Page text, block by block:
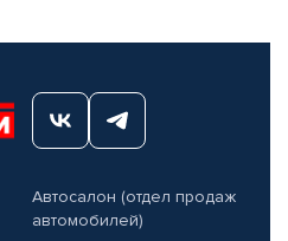
Автосалон (отдел продаж
автомобилей)